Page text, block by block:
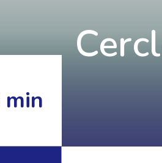
qui créent le mouvement.
min